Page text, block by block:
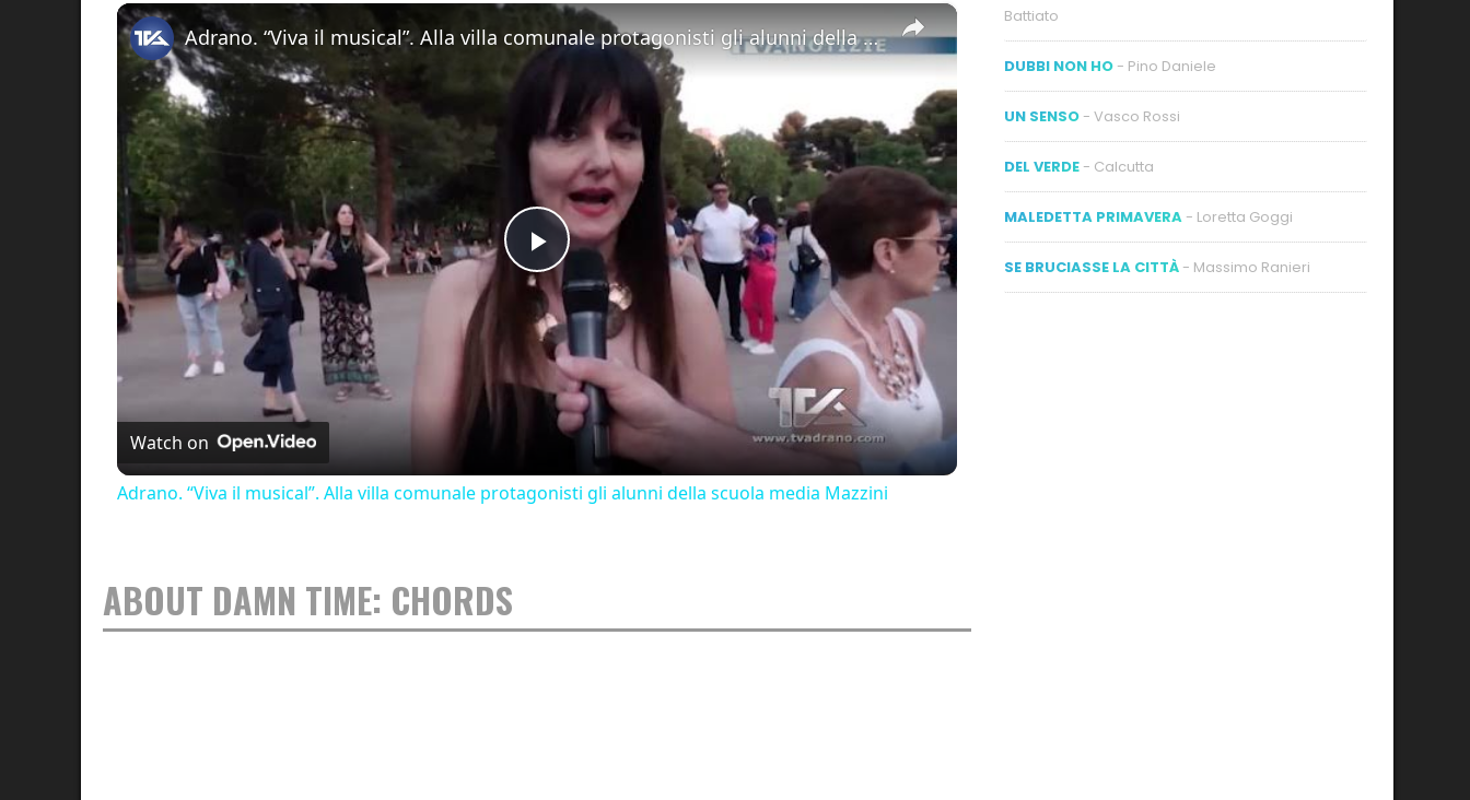
Play Unmute ×
Play
Video
Adrano. “Viva il musical”. Alla villa comunale protagonisti gli alunni della scuola media Mazzini
Watch on
Adrano. “Viva il musical”. Alla villa comunale protagonisti gli alunni della scuola media Mazzini
ABOUT DAMN TIME: CHORDS
Battiato
DUBBI NON HO - Pino Daniele
UN SENSO - Vasco Rossi
DEL VERDE - Calcutta
MALEDETTA PRIMAVERA - Loretta Goggi
SE BRUCIASSE LA CITTÀ - Massimo Ranieri